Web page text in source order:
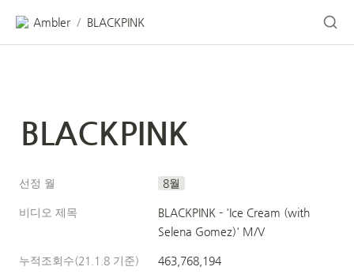
Ambler / BLACKPINK
BLACKPINK
선정 월 8월
비디오 제목
BLACKPINK - 'Ice Cream (with
Selena Gomez)' M/V
누적조회수(21.1.8 기준) 463,768,194